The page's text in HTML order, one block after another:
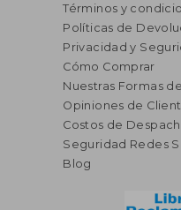
Términos y
Políticas de
Privacidad y
Cómo Comprar
Nuestras Formas
Opiniones de
Costos de
Seguridad Redes
Blog